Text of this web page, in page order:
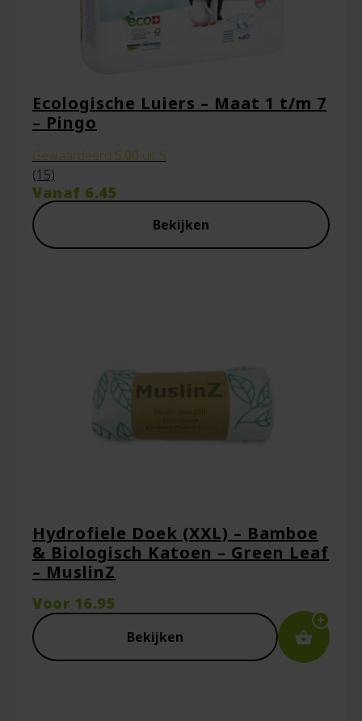
Ecologische Luiers – Maat 1 t/m 7
– Pingo
Gewaardeerd 5.00 uit 5
(15)
Vanaf 6.45
Bekijken
Hydrofiele Doek (XXL) – Bamboe
& Biologisch Katoen – Green Leaf
– MuslinZ
Voor 16.95
Bekijken